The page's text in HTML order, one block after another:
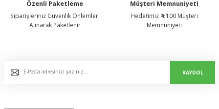
Özenli Paketleme
Siparişleriniz Güvenlik Önlemleri
Alınarak Paketlenir
Müşteri Memnuniyeti
Hedefimiz %100 Müşteri
Memnuniyeti
KAYDOL